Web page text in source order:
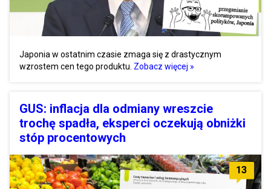
Japonia w ostatnim czasie zmaga się z drastycznym
wzrostem cen tego produktu. Zobacz więcej »
GUS: inflacja dla odmiany wreszcie
trochę spadła, eksperci oczekują obniżki
stóp procentowych
13